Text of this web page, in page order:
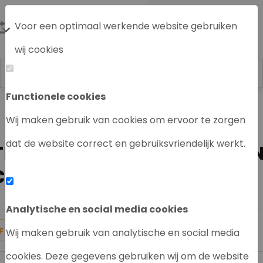
Voor een optimaal werkende website gebruiken
wij cookies
Functionele cookies
Wij maken gebruik van cookies om ervoor te zorgen
dat de website correct en gebruiksvriendelijk werkt.
Analytische en social media cookies
Wij maken gebruik van analytische en social media
cookies. Deze gegevens gebruiken wij om de website
Labrecycling HPLC systeem / en
Thermo Scientific HPLC module
SCIENTIFIC
3Producten gevonden